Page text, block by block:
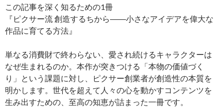
この記事を深く知るための1冊
『ピクサー流 創造するちから――小さなアイデアを偉大な
作品に育てる方法』
単なる消費財で終わらない、愛され続けるキャラクターは
なぜ生まれるのか。本作が突きつける「本物の価値づく
り」という課題に対し、ピクサー創業者が創造性の本質を
明かします。世代を超えて人々の心を動かすコンテンツを
生み出すための、至高の知恵が詰まった一冊です。